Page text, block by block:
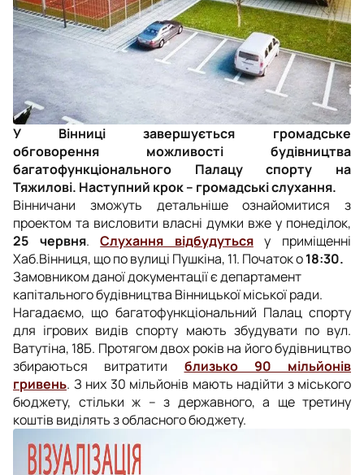
У Вінниці завершується громадське
обговорення можливості будівництва
багатофункціонального Палацу спорту на
Тяжилові. Наступний крок – громадські слухання.
Вінничани зможуть детальніше ознайомитися з
проектом та висловити власні думки вже у понеділок,
25 червня.Слухання відбудутьсяу приміщенні
Хаб.Вінниця, що по вулиці Пушкіна, 11. Початок о18:30.
Замовником даної документації є департамент
капітального будівництва Вінницької міської ради.
Нагадаємо, що багатофункціональний Палац спорту
для ігрових видів спорту мають збудувати по вул.
Ватутіна, 18Б. Протягом двох років на його будівництво
збираються витратити близько 90 мільйонів
гривень. З них 30 мільйонів мають надійти з міського
бюджету, стільки ж – з державного, а ще третину
коштів виділять з обласного бюджету.